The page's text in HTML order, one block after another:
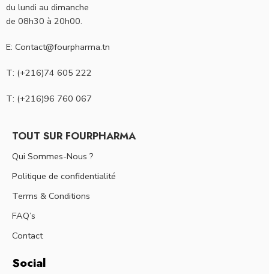
du lundi au dimanche
de 08h30 à 20h00.
E: Contact@fourpharma.tn
T: (+216)74 605 222
T: (+216)96 760 067
TOUT SUR FOURPHARMA
Qui Sommes-Nous ?
Politique de confidentialité
Terms & Conditions
FAQ’s
Contact
Social